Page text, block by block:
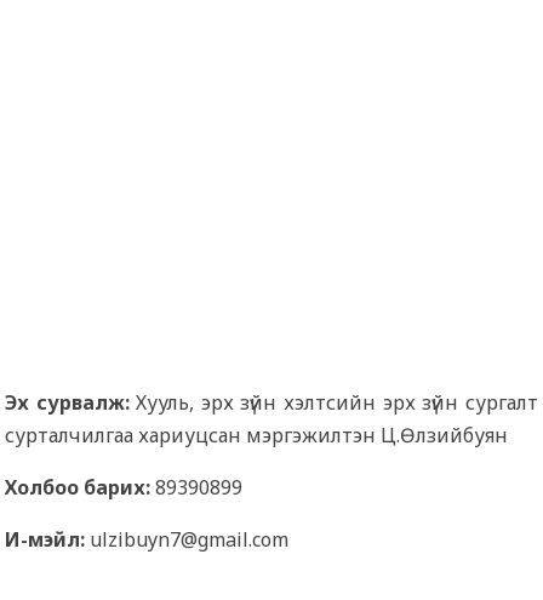
Эх сурвалж:Хууль, эрх зүйн хэлтсийн эрх зүйн сургалт
сурталчилгаа хариуцсан мэргэжилтэн Ц.Өлзийбуян
Холбоо барих:89390899
И-мэйл: ulzibuyn7@gmail.com